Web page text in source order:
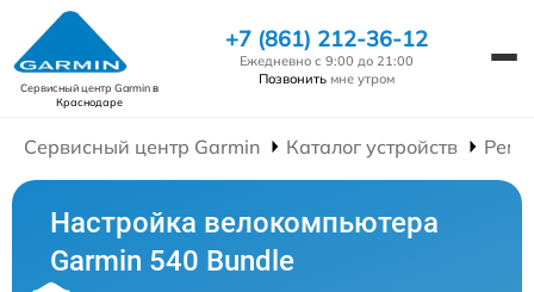
Сервисный центр Garminв
Краснодаре
+7 (861) 212-36-12
Ежедневно с 9:00 до 21:00
Позвонить мне утром
Сервисный центр Garmin Каталог устройств
Настройка велокомпьютера
Garmin 540 Bundle